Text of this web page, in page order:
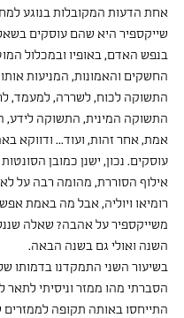
אחת הדעות המקובלות בנוגע
שייקספיר היא שהם עוסקים
בנפש האדם, באופיו ובמכלול
החשקים והאמונות, המניעות
התשוקה לכוח, לשררה, למעמד,
התשוקה המינית, התשוקה לידע,
אמת, אחר זהות, ועוד... ודווקא
עוסקים. נכון, ישנן כמובן
אילוף הסוררת, מהומה רבה על לא
רומיאו ויוליה, אבל מה באמת
משייקספיר על אהבה? שאלה
השנה ואולי גם בשנה הבאה.
בשיעור השני התמקדנו בדמותו של
הסברתי מהו ממזר וניסיתי לתאר
התייחסו באותה תקופה לממזרים